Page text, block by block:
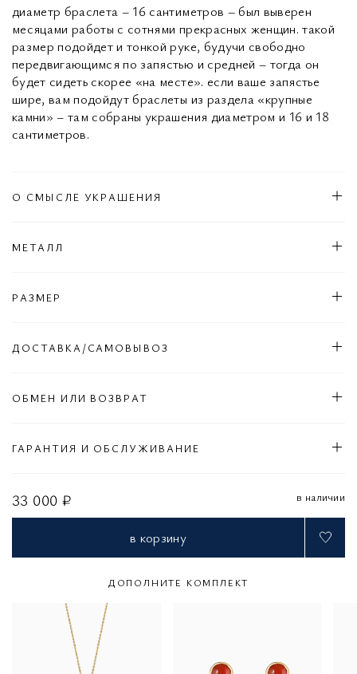
33 000 ₽ в наличии
в корзину
диаметр браслета – 16 сантиметров – был выверен
месяцами работы с сотнями прекрасных женщин. такой
размер подойдет и тонкой руке, будучи свободно
передвигающимся по запястью и средней – тогда он
будет сидеть скорее «на месте». если ваше запястье
шире, вам подойдут браслеты из раздела «крупные
камни» – там собраны украшения диаметром и 16 и 18
сантиметров.
О СМЫСЛЕ УКРАШЕНИЯ
МЕТАЛЛ
РАЗМЕР
ДОСТАВКА/САМОВЫВОЗ
ОБМЕН ИЛИ ВОЗВРАТ
ГАРАНТИЯ И ОБСЛУЖИВАНИЕ
ДОПОЛНИТЕ КОМПЛЕКТ